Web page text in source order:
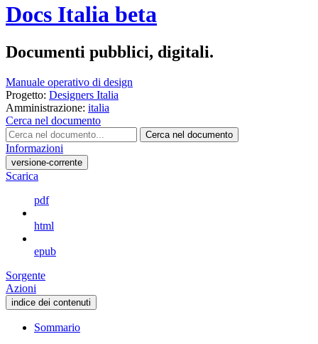
Docs Italia beta
Documenti pubblici, digitali.
Manuale operativo di design
Progetto: Designers Italia
Amministrazione: italia
Cerca nel documento
Cerca nel documento
Informazioni
versione-corrente
Scarica
pdf
html
epub
Sorgente
Azioni
indice dei contenuti
Sommario